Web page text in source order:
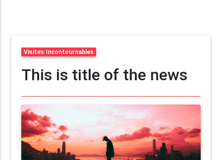
Visites Incontournables
This is title of the news